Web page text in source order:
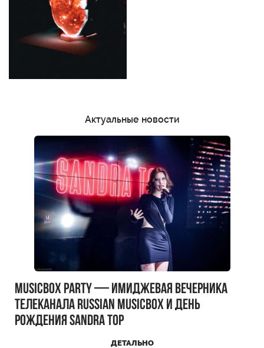
Актуальные новости
MUSICBOX PARTY — имиджевая вечерника
телеканала RUSSIAN MUSICBOX и день
рождения Sandra Top
ДЕТАЛЬНО